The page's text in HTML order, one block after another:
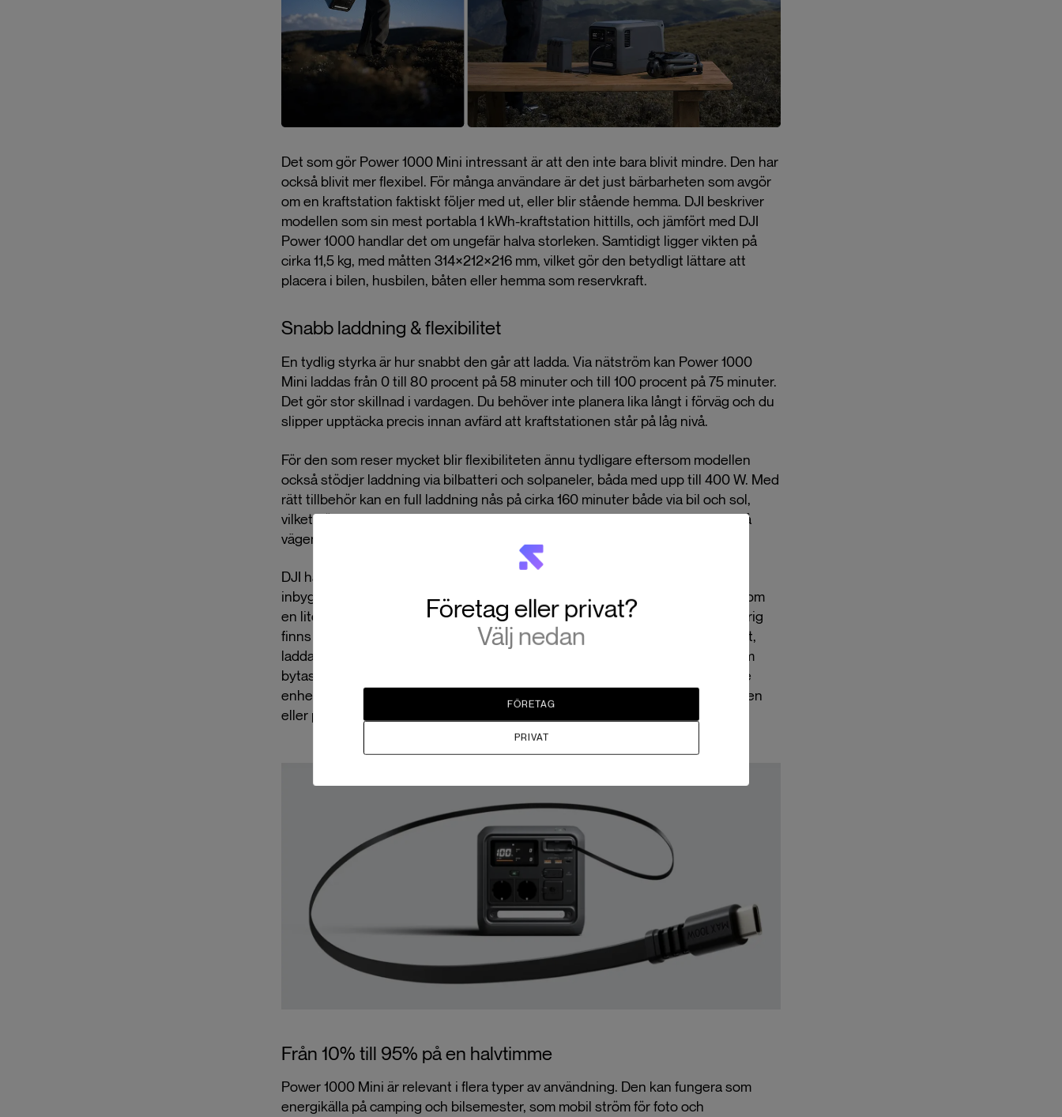
Det som gör Power 1000 Mini intressant är att den inte bara blivit mindre. Den har
också blivit mer flexibel. För många användare är det just bärbarheten som avgör
om en kraftstation faktiskt följer med ut, eller blir stående hemma. DJI beskriver
modellen som sin mest portabla 1 kWh-kraftstation hittills, och jämfört med DJI
Power 1000 handlar det om ungefär halva storleken. Samtidigt ligger vikten på
cirka 11,5 kg, med måtten 314×212×216 mm, vilket gör den betydligt lättare att
placera i bilen, husbilen, båten eller hemma som reservkraft.
Snabb laddning & flexibilitet
En tydlig styrka är hur snabbt den går att ladda. Via nätström kan Power 1000
Mini laddas från 0 till 80 procent på 58 minuter och till 100 procent på 75 minuter.
Det gör stor skillnad i vardagen. Du behöver inte planera lika långt i förväg och du
slipper upptäcka precis innan avfärd att kraftstationen står på låg nivå.
För den som reser mycket blir flexibiliteten ännu tydligare eftersom modellen
också stödjer laddning via bilbatteri och solpaneler, båda med upp till 400 W. Med
rätt tillbehör kan en full laddning nås på cirka 160 minuter både via bil och sol,
vilket gör Power 1000 Mini till en betydligt mer självständig energikälla ute på
vägen.
DJI har också lagt fokus på att göra produkten enklare att leva med. Den
inbyggda, utdragbara USB-C-kabeln på 100 W är ett bra exempel. Det låter som
en liten detalj, men i praktiken löser den ett vanligt problem: att rätt kabel aldrig
finns där när den behövs. Här sitter den redan på plats, den kan dras ut direkt,
laddar telefoner, surfplattor och laptops med upp till 100 W och kan dessutom
bytas ut om den skulle skadas över tid. För användare som ofta laddar mindre
enheter, eller vill ha en renare och smidigare uppsättning på skrivbordet, i bilen
eller på campingbordet, är det här en genomtänkt lösning.
Från 10% till 95% på en halvtimme
Power 1000 Mini är relevant i flera typer av användning. Den kan fungera som
energikälla på camping och bilsemester, som mobil ström för foto och
Företag eller privat?
Välj nedan
FÖRETAG
PRIVAT